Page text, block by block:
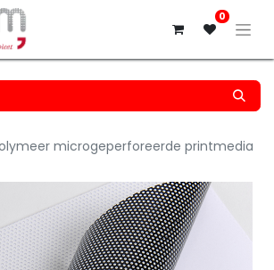
0
microgeperforeerde printmedia